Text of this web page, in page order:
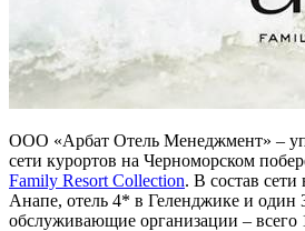
ООО «Арбат Отель Менеджмент» –
сети курортов на Черноморском
Family Resort Collection. В состав
Анапе, отель 4* в Геленджике и один
обслуживающие организации – всего